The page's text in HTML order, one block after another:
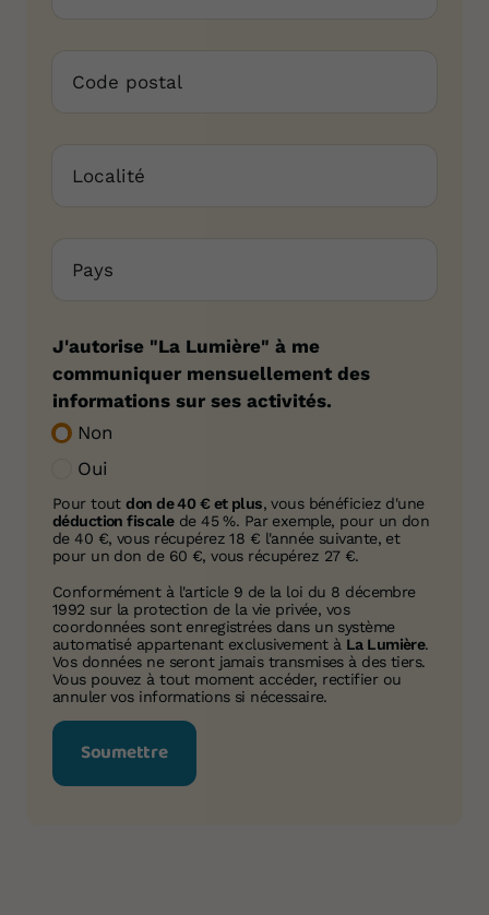
Non
Oui
J'autorise "La Lumière" à me
communiquer mensuellement des
informations sur ses activités.
Pour toutdon de 40 € et plus, vous bénéficiez d'une
déduction fiscalede 45 %. Par exemple, pour un don
de 40 €, vous récupérez 18 € l'année suivante, et
pour un don de 60 €, vous récupérez 27 €.
Conformément à l'article 9 de la loi du 8 décembre
1992 sur la protection de la vie privée, vos
coordonnées sont enregistrées dans un système
automatisé appartenant exclusivement à La Lumière.
Vos données ne seront jamais transmises à des tiers.
Vous pouvez à tout moment accéder, rectifier ou
annuler vos informations si nécessaire.
Soumettre